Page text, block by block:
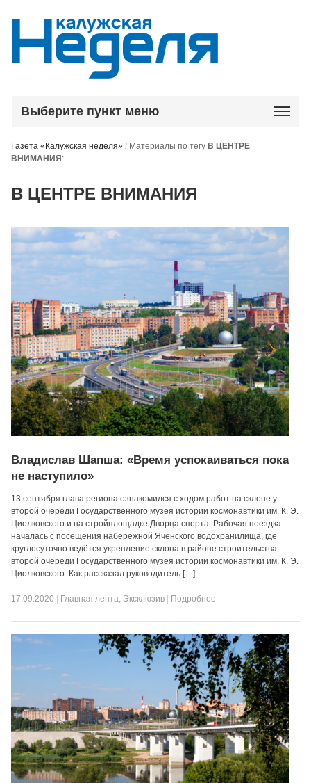
Выберите пункт меню
Газета «Калужская неделя» / Материалы по тегу В ЦЕНТРЕ
ВНИМАНИЯ :
В ЦЕНТРЕ ВНИМАНИЯ
Владислав Шапша: «Время успокаиваться пока
не наступило»
13 сентября глава региона ознакомился с ходом работ на склоне у
второй очереди Государственного музея истории космонавтики им. К. Э.
Циолковского и на стройплощадке Дворца спорта. Рабочая поездка
началась с посещения набережной Яченского водохранилища, где
круглосуточно ведётся укрепление склона в районе строительства
второй очереди Государственного музея истории космонавтики им. К. Э.
Циолковского. Как рассказал руководитель […]
17.09.2020 Главная лента, Эксклюзив Подробнее